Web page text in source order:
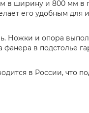
в ширину и 800 мм в
его удобным для
Ножки и опора
в подстолье
в России, что